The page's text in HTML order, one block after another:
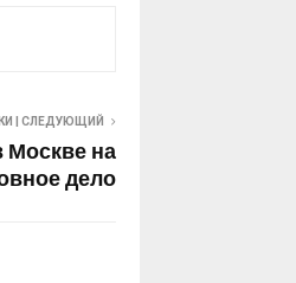
| СЛЕДУЮЩИЙ
Москве на
дело